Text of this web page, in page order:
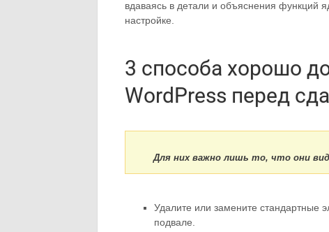
вдаваясь в детали и объяснения функций
настройке.
3 способа хорошо
WordPress перед
Для них важно лишь то, что они
Удалите или замените стандартные
подвале.